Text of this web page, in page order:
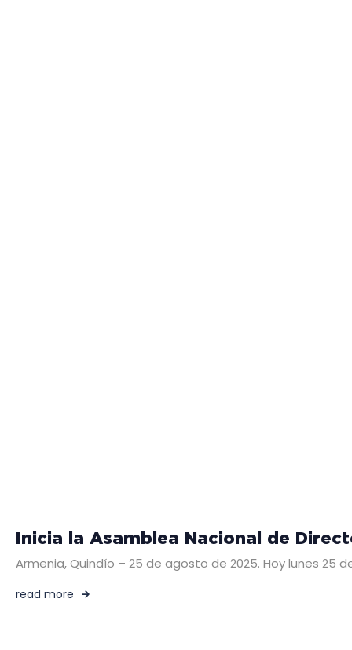
Inicia la Asamblea Nacional de
Armenia, Quindío – 25 de agosto de 2025. Hoy lunes 25
read more